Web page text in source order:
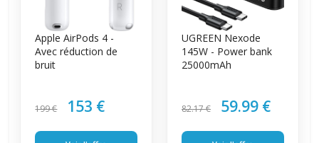
Apple AirPods 4 -
Avec réduction de
bruit
199 € 153 €
UGREEN Nexode
145W - Power bank
25000mAh
82.17 € 59.99 €